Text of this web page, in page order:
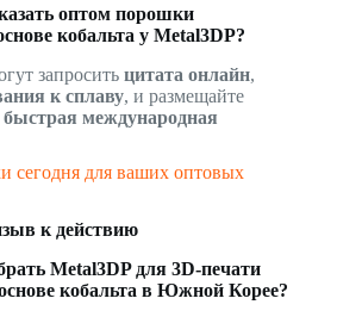
оптом порошки
кобальта у Metal3DP?
запросить цитата онлайн,
к сплаву, и размещайте
быстрая международная
сегодня для ваших оптовых
к действию
Metal3DP для 3D-печати
кобальта в Южной Корее?